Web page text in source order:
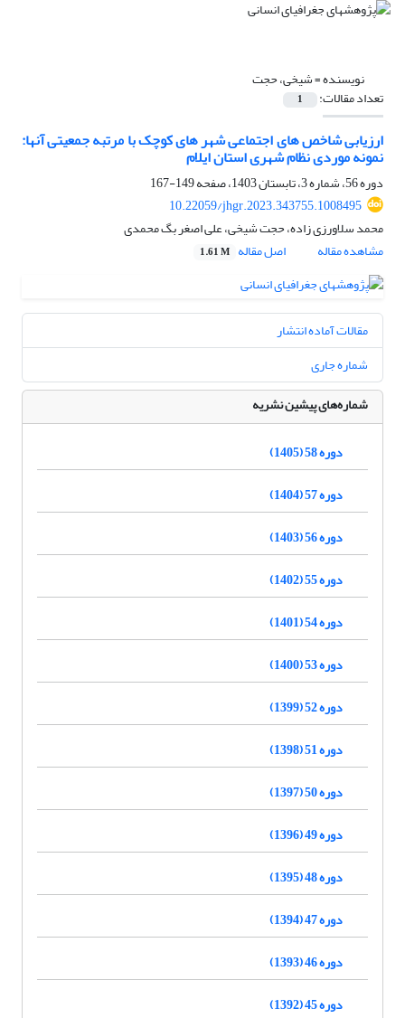
نویسنده =شیخی، حجت
تعداد مقالات: 1
ارزیابی شاخص های اجتماعی شهر های کوچک با مرتبه جمعیتی آنها:
نمونه موردی نظام شهری استان ایلام
دوره 56، شماره 3، تابستان 1403، صفحه
149-167
10.22059/jhgr.2023.343755.1008495
محمد سلاورزی زاده، حجت شیخی، علی اصغر بگ محمدی
مشاهده مقاله
اصل مقاله 1.61 M
مقالات آماده انتشار
شماره جاری
شماره‌های پیشین نشریه
دوره 58 (1405)
دوره 57 (1404)
دوره 56 (1403)
دوره 55 (1402)
دوره 54 (1401)
دوره 53 (1400)
دوره 52 (1399)
دوره 51 (1398)
دوره 50 (1397)
دوره 49 (1396)
دوره 48 (1395)
دوره 47 (1394)
دوره 46 (1393)
دوره 45 (1392)